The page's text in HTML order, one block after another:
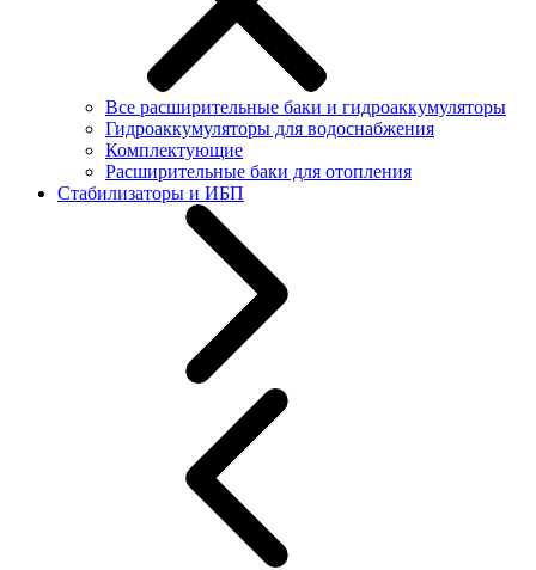
Все расширительные баки и гидроаккумуляторы
Гидроаккумуляторы для водоснабжения
Комплектующие
Расширительные баки для отопления
Стабилизаторы и ИБП